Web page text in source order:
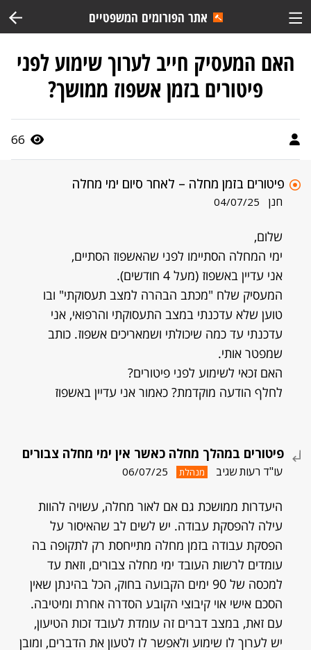
אתר הפורומים המשפטיים
האם המעסיק חייב לערוך שימוע לפני
פיטורים בזמן אשפוז ממושך?
66
פיטורים בזמן מחלה – לאחר סיום ימי מחלה
חנן 04/07/25
שלום,
ימי המחלה הסתיימו לפני שהאשפוז הסתיים,
אני עדיין באשפוז (מעל 4 חודשים).
המעסיק שלח "מכתב הבהרה למצב תעסוקתי" ובו
טוען שלא עדכנתי במצב התעסוקתי והרפואי, אני
עדכנתי עד כמה שיכולתי ושמאריכים אשפוז. כותב
שמפטר אותי.
האם זכאי לשימוע לפני פיטורים?
לחלף הודעה מוקדמת? כאמור אני עדיין באשפוז
פיטורים במהלך מחלה כאשר אין ימי מחלה צבורים
עו"ד רעות שגיב מנהלת 06/07/25
היעדרות ממושכת גם אם לאור מחלה, עשויה להוות
עילה להפסקת עבודה. יש לשים לב שהאיסור על
הפסקת עבודה בזמן מחלה מתייחסת רק לתקופה בה
עומדים לרשות העובד ימי מחלה צבורים, וזאת עד
למכסה של 90 ימים הקבועה בחוק, הכל בהינתן שאין
הסכם אישי אוי קיבוצי הקובע הסדרה אחרת ומיטיבה.
עם זאת, במצב דברים זה עומדת לעובד זכות הטיעון,
יש לערוך לו שימוע ולאפשר לו לטעון את הדברים, ומובן